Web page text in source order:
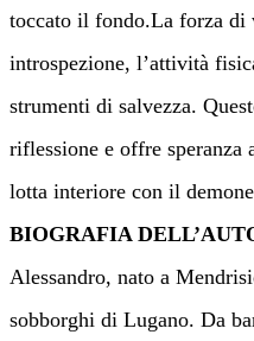
toccato il fondo.La forza di
introspezione, l’attività
strumenti di salvezza.
riflessione e offre speranza
lotta interiore con il
BIOGRAFIA
Alessandro, nato a
sobborghi di Lugano. Da